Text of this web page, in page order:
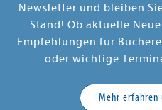
Newsletter und bleiben
Stand! Ob aktuelle
Empfehlungen für
oder wichtige
Mehr erfahren